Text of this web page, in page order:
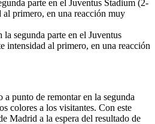
parte en el Juventus Stadium (2-
primero, en una reacción muy
segunda parte en el Juventus
intensidad al primero, en una reacción
punto de remontar en la segunda
colores a los visitantes. Con este
Madrid a la espera del resultado de